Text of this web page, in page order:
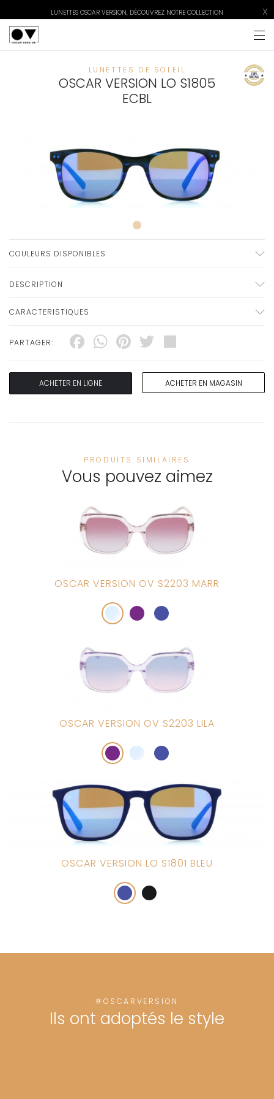
LUNETTES OSCAR VERSION, DÉCOUVREZ NOTRE COLLECTION X
LUNETTES DE SOLEIL
OSCAR VERSION LO S1805
ECBL
COULEURS DISPONIBLES
DESCRIPTION
CARACTERISTIQUES
PARTAGER: Facebook
WhatsApp
Pinterest
Twitter
ACHETER EN LIGNE ACHETER EN MAGASIN
PRODUITS SIMILAIRES
Vous pouvez aimez
OSCAR VERSION OV S2203 MARR
OSCAR VERSION OV S2203 LILA
OSCAR VERSION LO S1801 BLEU
#OSCARVERSION
Ils ont adoptés le style